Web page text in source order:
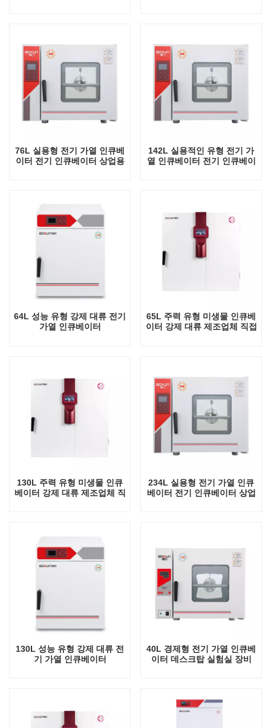
76L 실용형 전기 가열 인큐베
이터 전기 인큐베이터 상업용
142L 실용적인 유형 전기 가
열 인큐베이터 전기 인큐베이
64L 성능 유형 강제 대류 전기
가열 인큐베이터
65L 주력 유형 미생물 인큐베
이터 강제 대류 제조업체 직접
130L 주력 유형 미생물 인큐
베이터 강제 대류 제조업체 직
234L 실용형 전기 가열 인큐
베이터 전기 인큐베이터 상업
130L 성능 유형 강제 대류 전
기 가열 인큐베이터
40L 경제형 전기 가열 인큐베
이터 데스크탑 실험실 장비